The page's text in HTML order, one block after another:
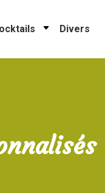
Divers